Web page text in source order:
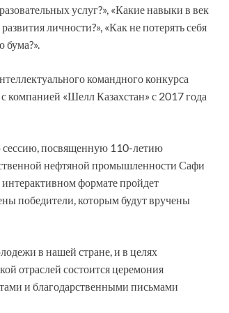
услуг?», «Какие навыки в век
личности?», «Как не потерять себя
командного конкурса
компанией «Шелл Казахстан» с 2017 года
сессию, посвященную 110-летию
нефтяной промышленности Сафи
формате пройдет
победители, которым будут вручены
в нашей стране, и в целях
отраслей состоится церемония
и благодарственными письмами